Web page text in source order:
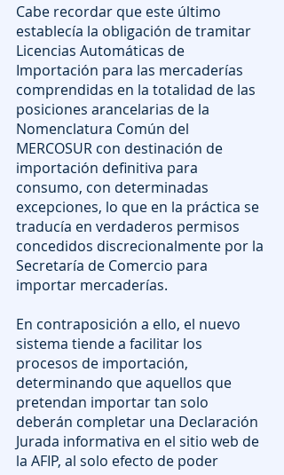
Cabe recordar que este último
establecía la obligación de tramitar
Licencias Automáticas de
Importación para las mercaderías
comprendidas en la totalidad de las
posiciones arancelarias de la
Nomenclatura Común del
MERCOSUR con destinación de
importación definitiva para
consumo, con determinadas
excepciones, lo que en la práctica se
traducía en verdaderos permisos
concedidos discrecionalmente por la
Secretaría de Comercio para
importar mercaderías.
En contraposición a ello, el nuevo
sistema tiende a facilitar los
procesos de importación,
determinando que aquellos que
pretendan importar tan solo
deberán completar una Declaración
Jurada informativa en el sitio web de
la AFIP, al solo efecto de poder